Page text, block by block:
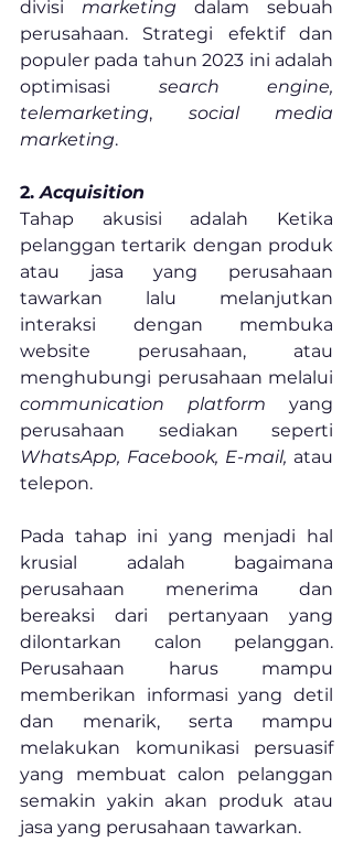
divisi marketing dalam sebuah
perusahaan. Strategi efektif dan
populer pada tahun 2023 ini adalah
optimisasi search engine,
telemarketing, social media
marketing.
2. Acquisition
Tahap akusisi adalah Ketika
pelanggan tertarik dengan produk
atau jasa yang perusahaan
tawarkan lalu melanjutkan
interaksi dengan membuka
website perusahaan, atau
communication platform yang
WhatsApp, Facebook, E-mail, atau
telepon.
Pada tahap ini yang menjadi hal
krusial adalah bagaimana
perusahaan menerima dan
bereaksi dari pertanyaan yang
dilontarkan calon pelanggan.
Perusahaan harus mampu
memberikan informasi yang detil
dan menarik, serta mampu
melakukan komunikasi persuasif
yang membuat calon pelanggan
semakin yakin akan produk atau
jasa yang perusahaan tawarkan.